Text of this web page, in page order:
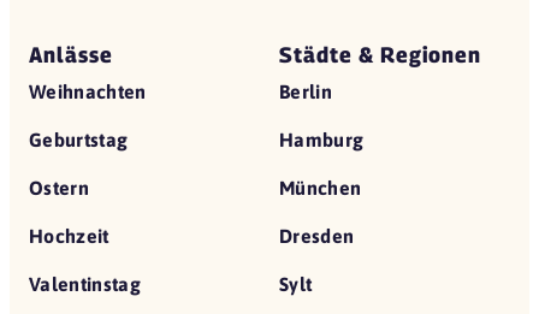
Anlässe
Weihnachten
Geburtstag
Ostern
Hochzeit
Valentinstag
Städte & Regionen
Berlin
Hamburg
München
Dresden
Sylt